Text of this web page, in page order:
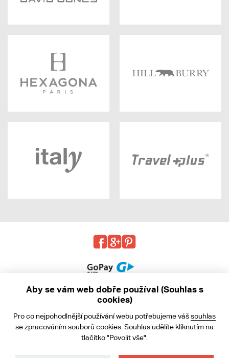
Obchodní podmínky
Ochrana osobních údajů
Aby se vám web dobře používal (Souhlas s
cookies)
Pro co nejpohodlnější používání webu potřebujeme vášsouhlas
se zpracováním souborů cookies. Souhlas udělíte kliknutím na
tlačítko "Povolit vše".